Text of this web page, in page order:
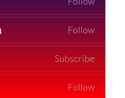
Follow
Subscribe
Follow